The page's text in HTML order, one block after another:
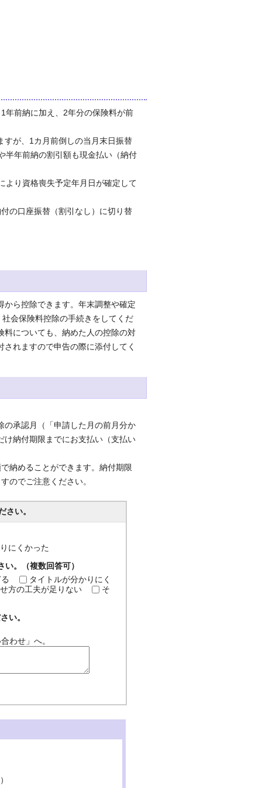
年前納に加え、2年分の保険料が前
が、1カ月前倒しの当月末日振替
半年前納の割引額も現金払い（納付
り資格喪失予定年月日が確定して
の口座振替（割引なし）に切り替
ら控除できます。年末調整や確定
会保険料控除の手続きをしてくだ
料についても、納めた人の控除の対
れますので申告の際に添付してく
承認月（「申請した月の前月分か
け納付期限までにお支払い（支払い
納めることができます。納付期限
のでご注意ください。
さい。
にくかった
。（複数回答可）
タイトルが分かりにく
方の工夫が足りない
そ
い。
わせ」へ。